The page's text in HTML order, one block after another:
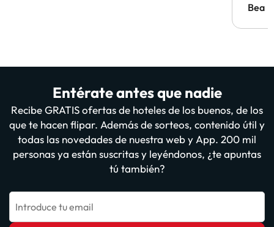
Bea
Entérate antes que nadie
Recibe GRATIS ofertas de hoteles de los buenos, de los
que te hacen flipar. Además de sorteos, contenido útil y
todas las novedades de nuestra web y App. 200 mil
personas ya están suscritas y leyéndonos, ¿te apuntas
tú también?
Introduce tu email